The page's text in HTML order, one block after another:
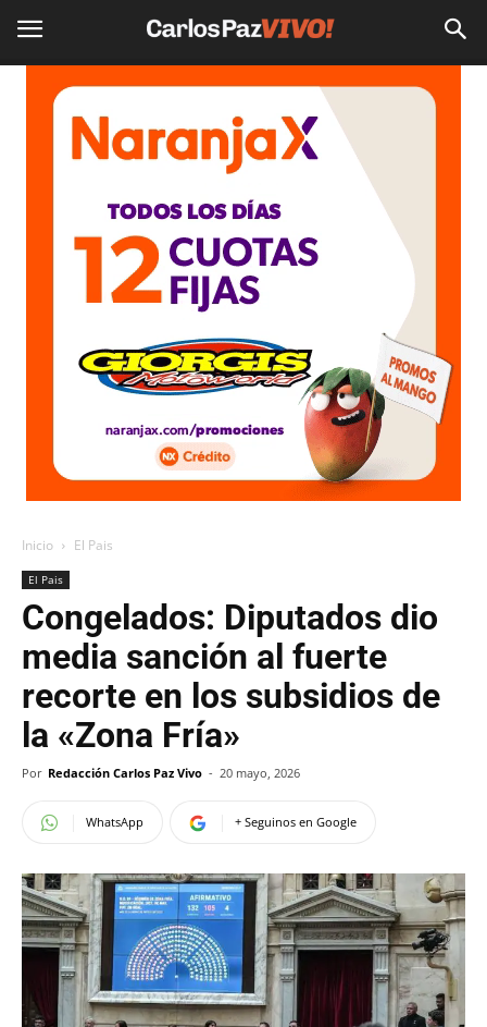
Inicio El Pais
El Pais
Congelados: Diputados dio
media sanción al fuerte
recorte en los subsidios de
la «Zona Fría»
Por Redacción Carlos Paz Vivo - 20 mayo, 2026
WhatsApp + Seguinos en Google